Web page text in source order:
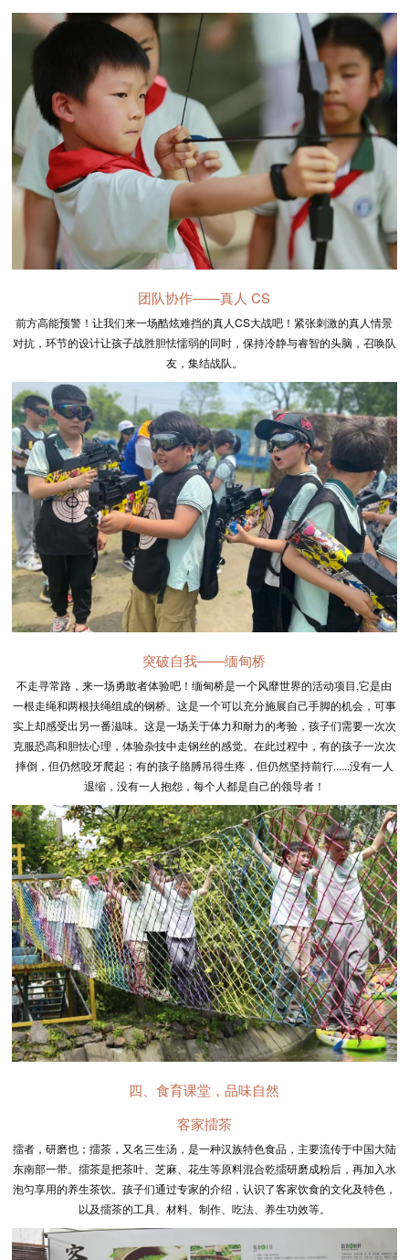
团队协作——真人 CS
前方高能预警！让我们来一场酷炫难挡的真人CS大战吧！紧张刺激的真人情景
对抗，环节的设计让孩子战胜胆怯懦弱的同时，保持冷静与睿智的头脑，召唤队
友，集结战队。
突破自我——缅甸桥
不走寻常路，来一场勇敢者体验吧！缅甸桥是一个风靡世界的活动项目,它是由
一根走绳和两根扶绳组成的钢桥。这是一个可以充分施展自己手脚的机会，可事
实上却感受出另一番滋味。这是一场关于体力和耐力的考验，孩子们需要一次次
克服恐高和胆怯心理，体验杂技中走钢丝的感觉。在此过程中，有的孩子一次次
摔倒，但仍然咬牙爬起；有的孩子胳膊吊得生疼，但仍然坚持前行......没有一人
退缩，没有一人抱怨，每个人都是自己的领导者！
四、食育课堂，品味自然
客家擂茶
擂者，研磨也；擂茶，又名三生汤，是一种汉族特色食品，主要流传于中国大陆
东南部一带。擂茶是把茶叶、芝麻、花生等原料混合乾擂研磨成粉后，再加入水
泡匀享用的养生茶饮。孩子们通过专家的介绍，认识了客家饮食的文化及特色，
以及擂茶的工具、材料、制作、吃法、养生功效等。